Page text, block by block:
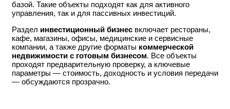
базой. Такие объекты подходят как для активного
управления, так и для пассивных инвестиций.
Раздел инвестиционный бизнес включает рестораны,
кафе, магазины, офисы, медицинские и сервисные
компании, а также другие форматы коммерческой
недвижимости с готовым бизнесом. Все объекты
проходят предварительную проверку, а ключевые
параметры — стоимость, доходность и условия передачи
— обсуждаются прозрачно.